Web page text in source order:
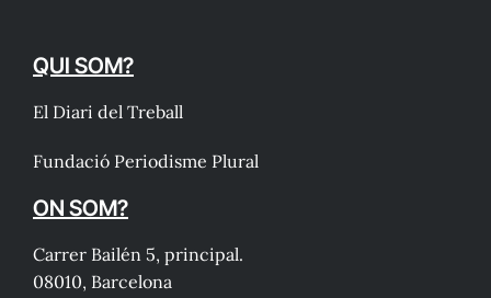
QUI SOM?
El Diari del Treball
Fundació Periodisme Plural
ON SOM?
Carrer Bailén 5, principal.
08010, Barcelona